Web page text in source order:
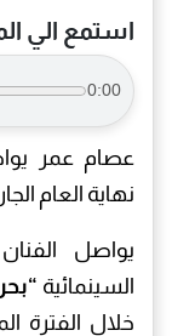
استمع الي
0:00
عصام عمر
نهاية العام
يواصل
السينمائية
خلال الفترة